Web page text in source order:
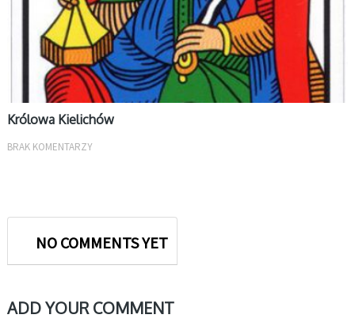
Królowa Kielichów
BRAK KOMENTARZY
NO COMMENTS YET
ADD YOUR COMMENT